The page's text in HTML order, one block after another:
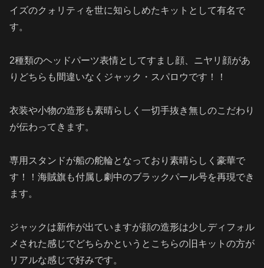
イズのクォリティを世に知らしめたキットとして有名で
す。
2種類のヘッドパーツ表情としてすまし顔、ニヤリ顔があ
りどちらも間違いなくジャック・スパロウです！！
衣装や小物の造形も素晴らしく一切手抜き無しのこだわり
が伝わってきます。
専用スタンドが船の舵輪となっており素晴らしく豪華で
す！！海賊旗も付属し劇中のブラックパール号を再現でき
ます。
ジャックは新作が出ていますが顔の造形は少しディフォル
メされた感じでどちらかというとこちらの旧キットの方が
リアルな感じで好みです。